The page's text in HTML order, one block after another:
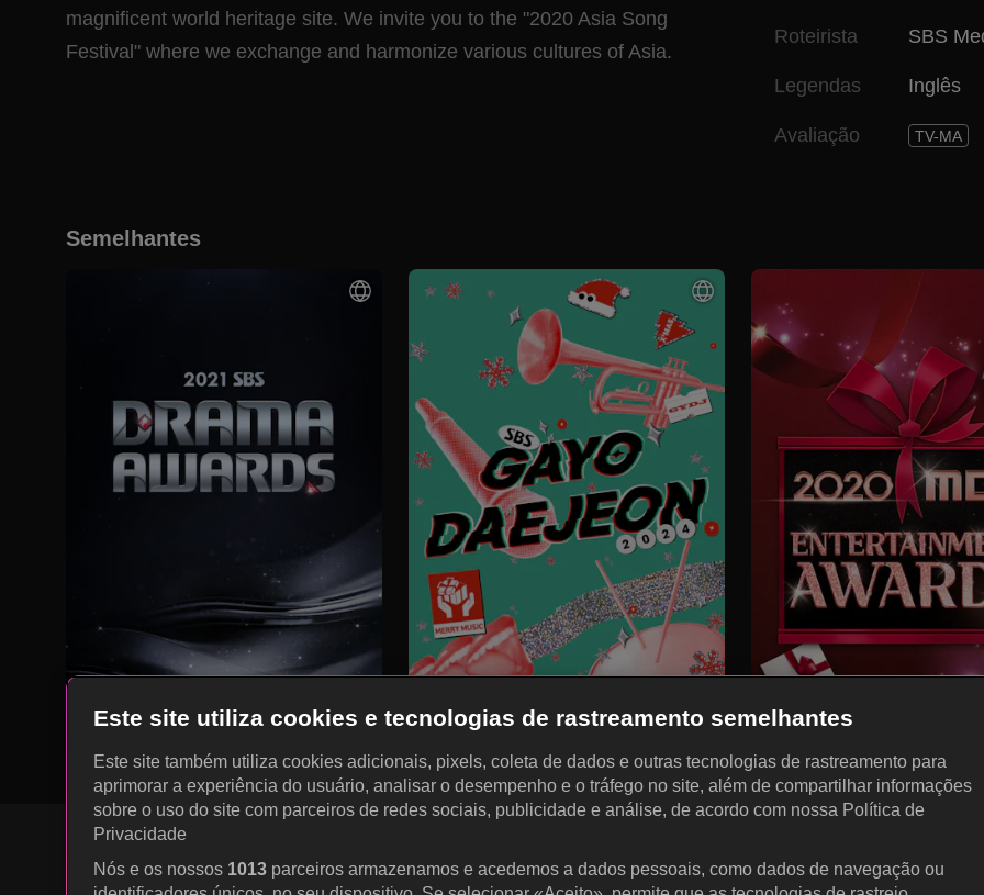
magnificent world heritage site. We invite you to the "2020 Asia Song
Festival" where we exchange and harmonize various cultures of Asia.
Roteirista SBS
Legendas Inglês
Avaliação TV-MA
Semelhantes
Este site utiliza cookies e tecnologias de rastreamento semelhantes
Este site também utiliza cookies adicionais, pixels, coleta de dados e outras tecnologias de rastreamento para
aprimorar a experiência do usuário, analisar o desempenho e o tráfego no site, além de compartilhar informações
sobre o uso do site com parceiros de redes sociais, publicidade e análise, de acordo com nossa Política de
Privacidade
Nós e os nossos 1013 parceiros armazenamos e acedemos a dados pessoais, como dados de navegação ou